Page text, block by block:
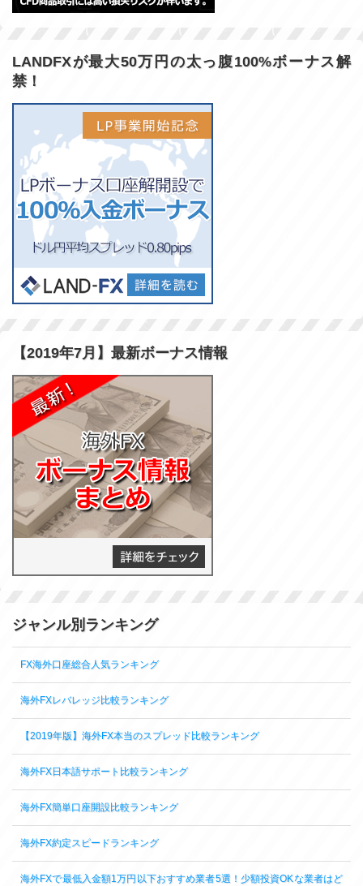
LANDFXが最大50万円の太っ腹100%ボーナス解
禁！
【2019年7月】最新ボーナス情報
ジャンル別ランキング
FX海外口座総合人気ランキング
海外FXレバレッジ比較ランキング
【2019年版】海外FX本当のスプレッド比較ランキング
海外FX日本語サポート比較ランキング
海外FX簡単口座開設比較ランキング
海外FX約定スピードランキング
海外FXで最低入金額1万円以下おすすめ業者5選！少額投資OKな業者はど